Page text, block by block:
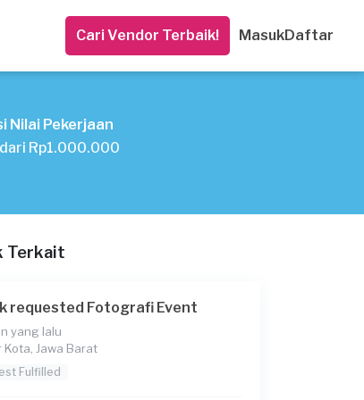
Cari Vendor Terbaik! MasukDaftar
Nilai Pekerjaan
Rp1.000.000
Terkait
requested Fotografi Event
yang lalu
Kota, Jawa Barat
Fulfilled